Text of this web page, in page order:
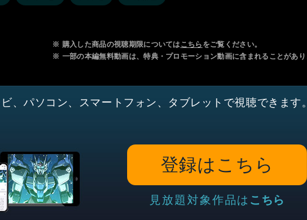
※ 購入した商品の視聴期限についてはこちら をご覧ください。
※ 一部の本編無料動画は、特典・プロモーション動画に含まれることがあり
、パソコン、スマートフォン、タブレットで視聴できます。
登録はこちら
見放題対象作品は こちら